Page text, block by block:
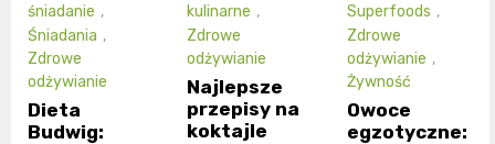
śniadanie ,
Śniadania ,
Zdrowe
odżywianie
Dieta
Budwig:
kulinarne ,
Zdrowe
odżywianie
Najlepsze
przepisy na
koktajle
Superfoods ,
Zdrowe
odżywianie ,
Żywność
Owoce
egzotyczne: